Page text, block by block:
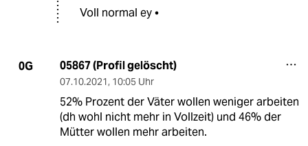
Voll normal ey •
0G 05867 (Profil gelöscht)
07.10.2021, 10:05 Uhr
52% Prozent der Väter wollen weniger arbeiten
(dh wohl nicht mehr in Vollzeit) und 46% der
Mütter wollen mehr arbeiten.